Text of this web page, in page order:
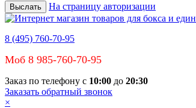
На страницу авторизации
8 (495) 760-70-95
Моб 8 985-760-70-95
Заказ по телефону с 10:00 до 20:30
Заказать обратный звонок
×